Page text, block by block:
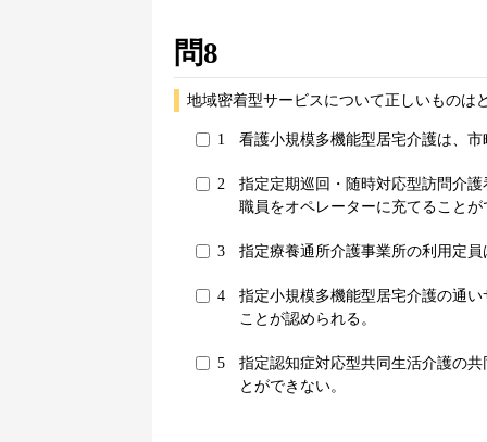
問8
地域密着型サービスについて正しいものは
1 看護小規模多機能型居宅介護は、
2
指定定期巡回・随時対応型訪問介
職員をオペレーターに充てることが
3 指定療養通所介護事業所の利用定
4
指定小規模多機能型居宅介護の通
ことが認められる。
5
指定認知症対応型共同生活介護の
とができない。